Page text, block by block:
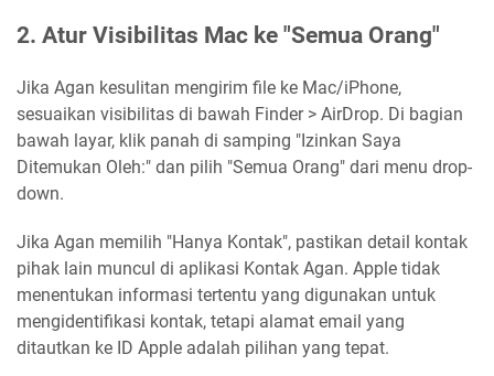
2. Atur Visibilitas Mac ke "Semua Orang"
Jika Agan kesulitan mengirim file ke Mac/iPhone,
sesuaikan visibilitas di bawah Finder > AirDrop. Di bagian
bawah layar, klik panah di samping "Izinkan Saya
Ditemukan Oleh:" dan pilih "Semua Orang" dari menu drop-
down.
Jika Agan memilih "Hanya Kontak", pastikan detail kontak
pihak lain muncul di aplikasi Kontak Agan. Apple tidak
menentukan informasi tertentu yang digunakan untuk
mengidentifikasi kontak, tetapi alamat email yang
ditautkan ke ID Apple adalah pilihan yang tepat.